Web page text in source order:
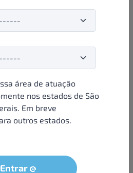
área de atuação
nos estados de São
Em breve
outros estados.
Entrar